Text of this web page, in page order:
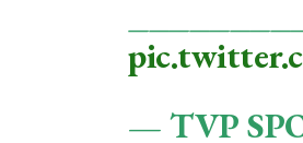
— TVP